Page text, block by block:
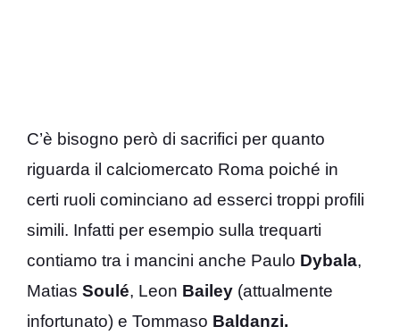
C’è bisogno però di sacrifici per quanto
riguarda il calciomercato Roma poiché in
certi ruoli cominciano ad esserci troppi profili
simili. Infatti per esempio sulla trequarti
contiamo tra i mancini anche Paulo Dybala,
Matias Soulé, Leon Bailey (attualmente
infortunato) e Tommaso Baldanzi.